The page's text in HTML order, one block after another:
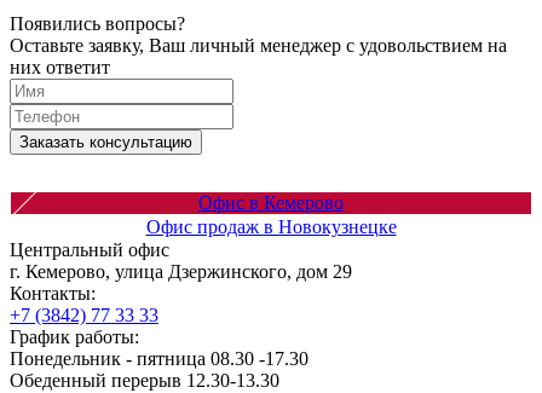
Появились вопросы?
Оставьте заявку, Ваш личный менеджер с удовольствием на
них ответит
Заказать консультацию
Офис в Кемерово
Офис продаж в Новокузнецке
Центральный офис
г. Кемерово, улица Дзержинского, дом 29
Контакты:
+7 (3842) 77 33 33
График работы:
Понедельник - пятница 08.30 -17.30
Обеденный перерыв 12.30-13.30